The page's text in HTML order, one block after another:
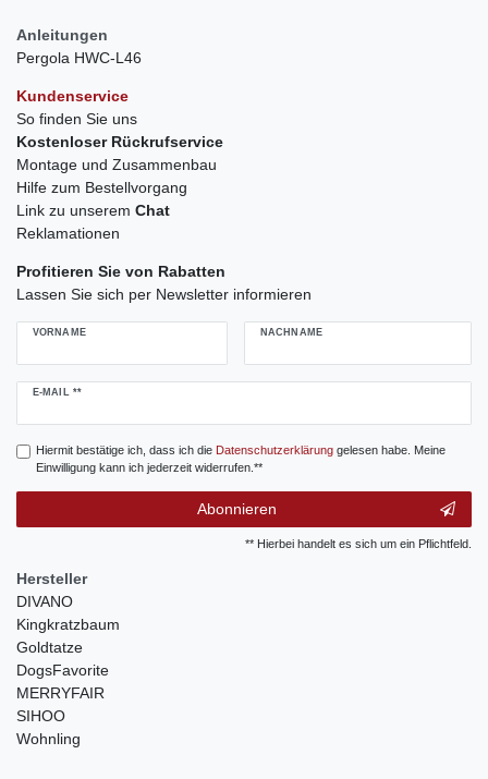
Anleitungen
Pergola HWC-L46
Kundenservice
So finden Sie uns
Kostenloser Rückrufservice
Montage und Zusammenbau
Hilfe zum Bestellvorgang
Link zu unserem Chat
Reklamationen
Profitieren Sie von Rabatten
Lassen Sie sich per Newsletter informieren
VORNAME NACHNAME
E-MAIL **
Newsletter
Hiermit bestätige ich, dass ich die Daten­schutz­erklärunggelesen habe. Meine
Einwilligung kann ich jederzeit widerrufen.**
Abonnieren
** Hierbei handelt es sich um ein Pflichtfeld.
Hersteller
DIVANO
Kingkratzbaum
Goldtatze
DogsFavorite
MERRYFAIR
SIHOO
Wohnling